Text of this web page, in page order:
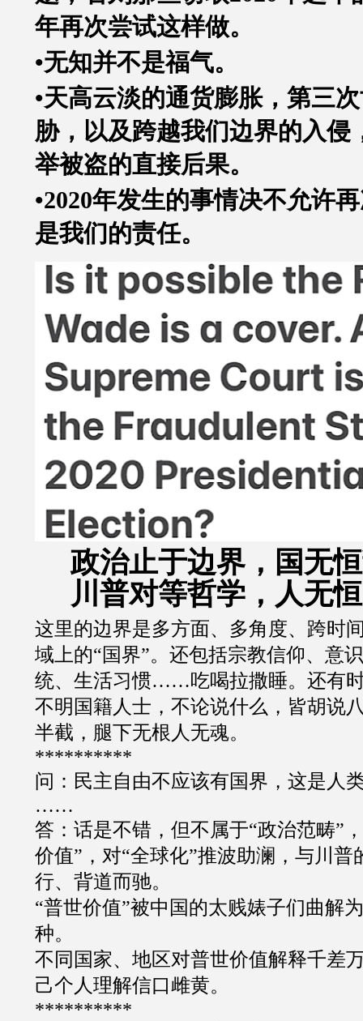
年再次尝试这样做。
•无知并不是福气。
•天高云淡的通货膨胀，第三
胁，以及跨越我们边界的入侵
举被盗的直接后果。
•2020年发生的事情决不允许
是我们的责任。
政治止于边界， 国无
川普对等哲学，人无
这里的边界是多方面、多角度、跨时
域上的“国界”。还包括宗教信仰、意
统、生活习惯……吃喝拉撒睡。还有
不明国籍人士，不论说什么，皆胡说
半截，腿下无根人无魂。
**********
问：民主自由不应该有国界，这是人
……
答：话是不错，但不属于“政治范畴”，
价值”，对“全球化”推波助澜，与川普
行、背道而驰。
“普世价值”被中国的太贱婊子们曲解
种。
不同国家、地区对普世价值解释千差
己个人理解信口雌黄。
**********